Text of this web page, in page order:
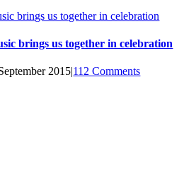
brings us together in celebration
brings us together in celebration
2015|112 Comments